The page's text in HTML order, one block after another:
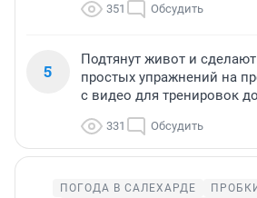
351 Обсудить
5
Подтянут живот и
простых упражнений на
с видео для тренировок
331 Обсудить
ПОГОДА В САЛЕХАРДЕ